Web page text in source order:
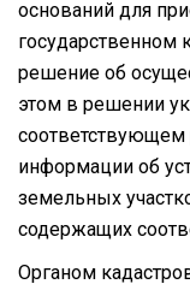
оснований для
государственном
решение об
этом в решении
информации об
земельных
содержащих
Органом